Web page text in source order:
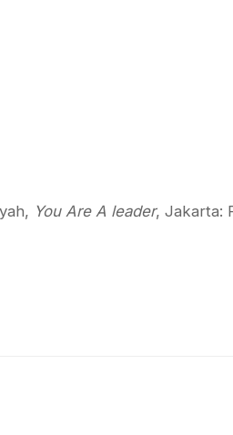
You Are A leader, Jakarta: